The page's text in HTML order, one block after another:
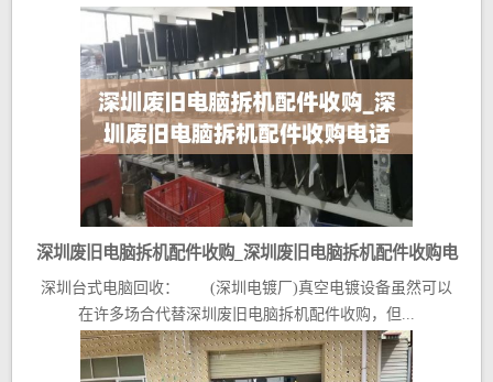
深圳废旧电脑拆机配件收购_深圳废旧电脑拆机配件收购电
话
深圳台式电脑回收： (深圳电镀厂)真空电镀设备虽然可以
在许多场合代替深圳废旧电脑拆机配件收购，但...